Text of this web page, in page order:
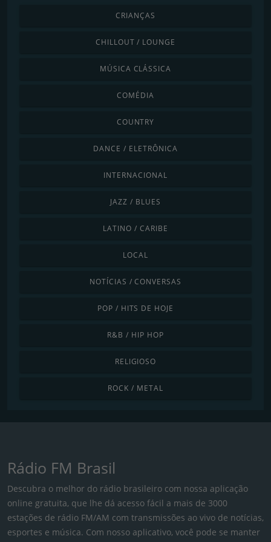
CRIANÇAS
CHILLOUT / LOUNGE
MÚSICA CLÁSSICA
COMÉDIA
COUNTRY
DANCE / ELETRÔNICA
INTERNACIONAL
JAZZ / BLUES
LATINO / CARIBE
LOCAL
NOTÍCIAS / CONVERSAS
POP / HITS DE HOJE
R&B / HIP HOP
RELIGIOSO
ROCK / METAL
Rádio FM Brasil
Descubra o melhor do rádio brasileiro com nossa aplicação
online gratuita, que lhe dá acesso fácil a mais de 3000
estações de rádio FM/AM com transmissões ao vivo de notícias,
esportes e música. Com nosso aplicativo, você pode se manter